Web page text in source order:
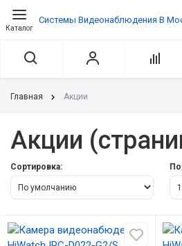
Каталог
Системы Видеонаблюдения В
Главная Акции
Акции
Сортировка: